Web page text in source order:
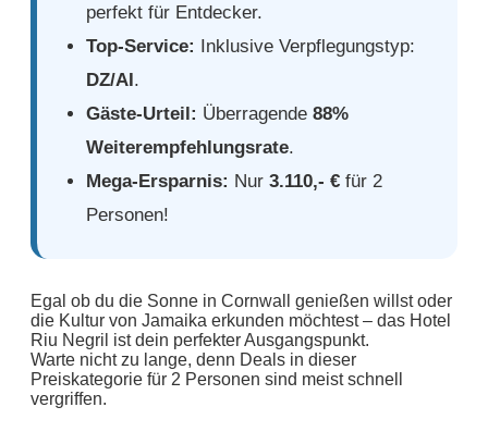
perfekt für Entdecker.
Top-Service: Inklusive Verpflegungstyp:
DZ/AI.
Gäste-Urteil: Überragende 88%
Weiterempfehlungsrate.
Mega-Ersparnis: Nur 3.110,- € für 2
Personen!
Egal ob du die Sonne in Cornwall genießen willst oder
die Kultur von Jamaika erkunden möchtest – das Hotel
Riu Negril ist dein perfekter Ausgangspunkt.
Warte nicht zu lange, denn Deals in dieser
Preiskategorie für 2 Personen sind meist schnell
vergriffen.